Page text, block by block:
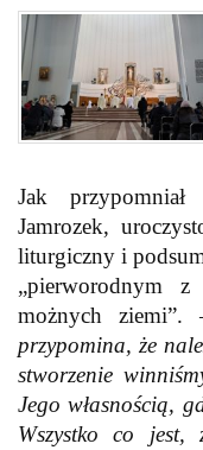
Jak
Jamrozek,
liturgiczny i
„pierworodnym z
możnych ziemi”.
przypomina, że
stworzenie
Jego własnością,
Wszystko co jest,